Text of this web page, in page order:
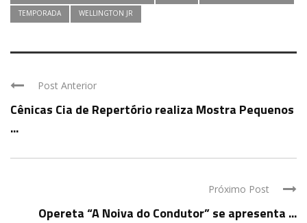
TEMPORADA
WELLINGTON JR
Post Anterior
Cênicas Cia de Repertório realiza Mostra Pequenos
...
Próximo Post
Opereta “A Noiva do Condutor” se apresenta ...